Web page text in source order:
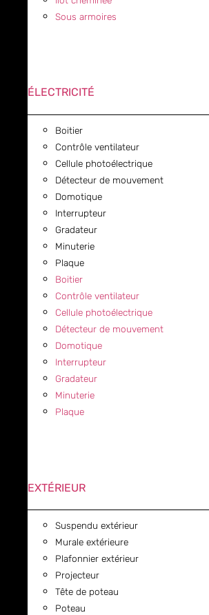
Sous armoires
ÉLECTRICITÉ
Boitier
Contrôle ventilateur
Cellule photoélectrique
Détecteur de mouvement
Domotique
Interrupteur
Gradateur
Minuterie
Plaque
Boitier
Contrôle ventilateur
Cellule photoélectrique
Détecteur de mouvement
Domotique
Interrupteur
Gradateur
Minuterie
Plaque
EXTÉRIEUR
Suspendu extérieur
Murale extérieure
Plafonnier extérieur
Projecteur
Tête de poteau
Poteau